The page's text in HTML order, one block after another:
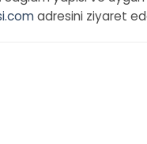
adresini ziyaret